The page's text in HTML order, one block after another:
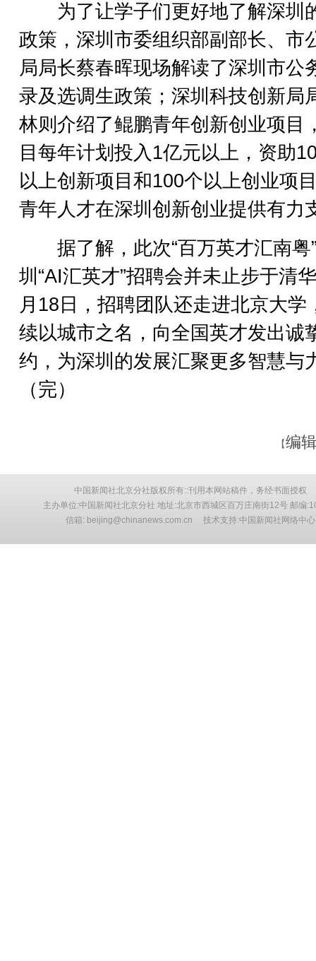
为了让学子们更好地了解深圳
政策，深圳市委组织部副部长、市
局局长蔡春晖现场解读了深圳市公
录及选调生政策；深圳科技创新局
林则介绍了鲲鹏青年创新创业项目
目每年计划投入1亿元以上，资助
以上创新项目和100个以上创业项
青年人才在深圳创新创业提供有力
据了解，此次“百万英才汇南粤
圳“AI汇英才”招聘会并未止步于清
月18日，招聘团队还走进北京大学
续以城市之名，向全国英才发出诚
约，为深圳的发展汇聚更多智慧与
（完）
【编
中国新闻社北京分社版权所有::刊用本网站稿件，务经书面授权
主办单位:中国新闻社北京分社 地址:北京市西城区百万庄南街12号 邮编
信箱: beijing@chinanews.com.cn 技术支持:中国新闻社网络中心